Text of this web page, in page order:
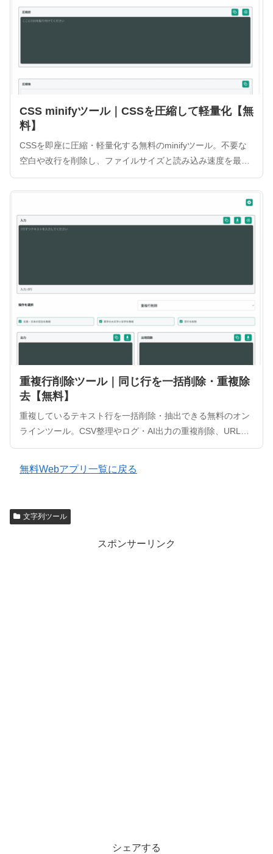
CSS minifyツール｜CSSを圧縮して軽量化【無
料】
CSSを即座に圧縮・軽量化する無料のminifyツール。不要な
空白や改行を削除し、ファイルサイズと読み込み速度を最適
化します。ブラウザ完結型なのでデータが外部サーバーに送
信されず、プライバシーも安全。圧縮率の表示やサンプル入
重複行削除ツール｜同じ行を一括削除・重複除
去【無料】
重複しているテキスト行を一括削除・抽出できる無料のオン
ラインツール。CSV整理やログ・AI出力の重複削除、URLリ
ストの整理に最適です。空白や大文字小文字の無視、空行削
ティ面も安心です。
無料Webアプリ一覧に戻る
文字列ツール
スポンサーリンク
シェアする